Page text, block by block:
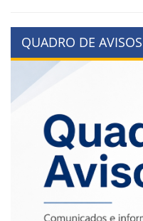
QUADRO DE AVISOS